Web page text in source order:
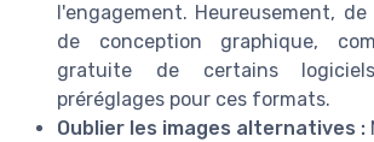
l'engagement. Heureusement,
de conception graphique,
gratuite de certains
préréglages pour ces formats.
Oublier les images alternatives :